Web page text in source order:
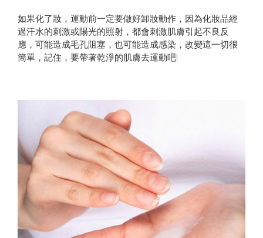
如果化了妝，運動前一定要做好卸妝動作，因為化妝品經
過汗水的刺激或陽光的照射，都會刺激肌膚引起不良反
應，可能造成毛孔阻塞，也可能造成感染，改變這一切很
簡單，記住，要帶著乾淨的肌膚去運動吧!